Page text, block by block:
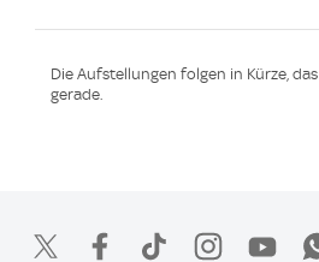
Die Aufstellungen folgen in Kürze,
gerade.